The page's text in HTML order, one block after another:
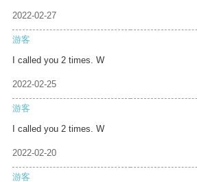
2022-02-27
游客
I called you 2 times. W
2022-02-25
游客
I called you 2 times. W
2022-02-20
游客